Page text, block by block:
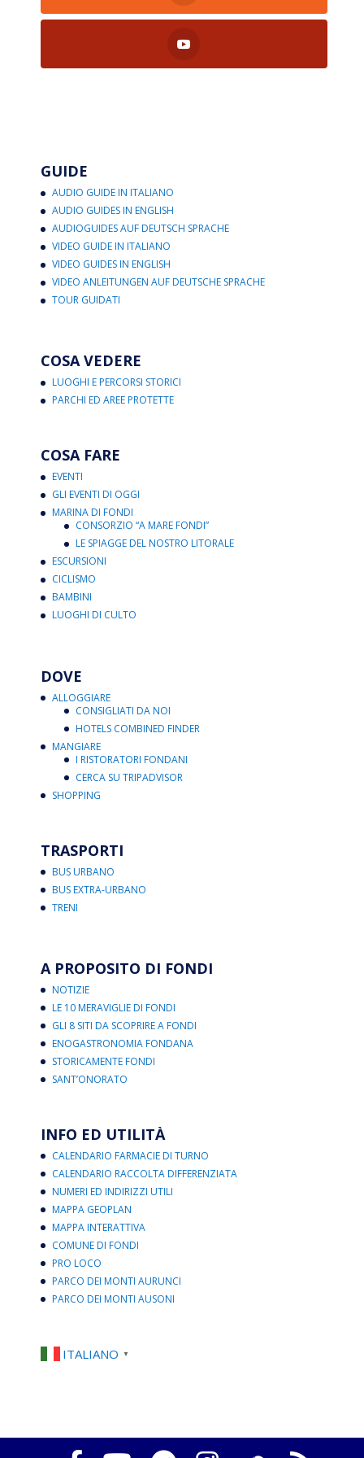
GUIDE
AUDIO GUIDE IN ITALIANO
AUDIO GUIDES IN ENGLISH
AUDIOGUIDES AUF DEUTSCH SPRACHE
VIDEO GUIDE IN ITALIANO
VIDEO GUIDES IN ENGLISH
VIDEO ANLEITUNGEN AUF DEUTSCHE SPRACHE
TOUR GUIDATI
COSA VEDERE
LUOGHI E PERCORSI STORICI
PARCHI ED AREE PROTETTE
COSA FARE
EVENTI
GLI EVENTI DI OGGI
MARINA DI FONDI
CONSORZIO “A MARE FONDI”
LE SPIAGGE DEL NOSTRO LITORALE
ESCURSIONI
CICLISMO
BAMBINI
LUOGHI DI CULTO
DOVE
ALLOGGIARE
CONSIGLIATI DA NOI
HOTELS COMBINED FINDER
MANGIARE
I RISTORATORI FONDANI
CERCA SU TRIPADVISOR
SHOPPING
TRASPORTI
BUS URBANO
BUS EXTRA-URBANO
TRENI
A PROPOSITO DI FONDI
NOTIZIE
LE 10 MERAVIGLIE DI FONDI
GLI 8 SITI DA SCOPRIRE A FONDI
ENOGASTRONOMIA FONDANA
STORICAMENTE FONDI
SANT’ONORATO
INFO ED UTILITÀ
CALENDARIO FARMACIE DI TURNO
CALENDARIO RACCOLTA DIFFERENZIATA
NUMERI ED INDIRIZZI UTILI
MAPPA GEOPLAN
MAPPA INTERATTIVA
COMUNE DI FONDI
PRO LOCO
PARCO DEI MONTI AURUNCI
PARCO DEI MONTI AUSONI
ITALIANO ▼